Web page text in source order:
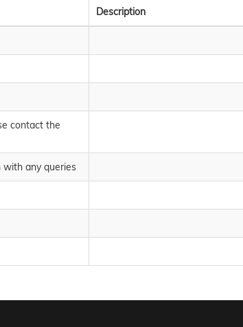
Description
contact the
with any queries